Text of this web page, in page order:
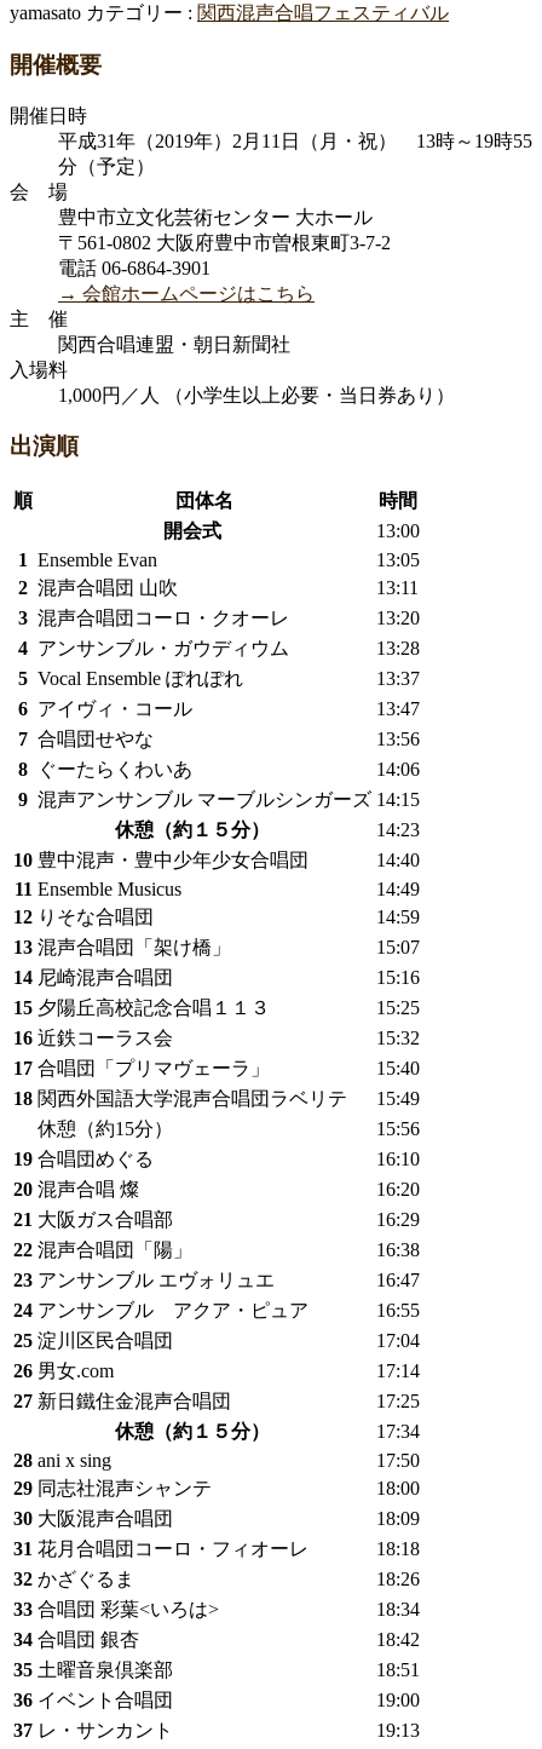
yamasato カテゴリー : 関西混声合唱フェスティバル
開催概要
開催日時
平成31年（2019年）2月11日（月・祝） 13時～19時55
分（予定）
会 場
豊中市立文化芸術センター 大ホール
〒561-0802 大阪府豊中市曽根東町3-7-2
電話 06-6864-3901
→ 会館ホームページはこちら
主 催
関西合唱連盟・朝日新聞社
入場料
1,000円／人 （小学生以上必要・当日券あり）
出演順
順 団体名
時間
開会式
13:00
1 Ensemble Evan
13:05
2 混声合唱団 山吹
13:11
3 混声合唱団コーロ・クオーレ
13:20
4 アンサンブル・ガウディウム
13:28
5 Vocal Ensemble ぽれぽれ
13:37
6 アイヴィ・コール
13:47
7 合唱団せやな
13:56
8
ぐーたらくわいあ
14:06
9 混声アンサンブル マーブルシンガーズ 14:15
休憩（約１５分）
14:23
10 豊中混声・豊中少年少女合唱団
14:40
11 Ensemble Musicus
14:49
12 りそな合唱団
14:59
13 混声合唱団「架け橋」
15:07
14 尼崎混声合唱団
15:16
15 夕陽丘高校記念合唱１１３
15:25
16 近鉄コーラス会
15:32
17 合唱団「プリマヴェーラ」
15:40
18 関西外国語大学混声合唱団ラベリテ
15:49
休憩（約15分）
15:56
19 合唱団めぐる
16:10
20 混声合唱 燦
16:20
21 大阪ガス合唱部
16:29
22 混声合唱団「陽」
16:38
23 アンサンブル エヴォリュエ
16:47
24 アンサンブル アクア・ピュア
16:55
25 淀川区民合唱団
17:04
26 男女.com
17:14
27 新日鐵住金混声合唱団
17:25
休憩（約１５分）
17:34
28 ani x sing
17:50
29 同志社混声シャンテ
18:00
30 大阪混声合唱団
18:09
31 花月合唱団コーロ・フィオーレ
18:18
32 かざぐるま
18:26
33 合唱団 彩葉<いろは>
18:34
34 合唱団 銀杏
18:42
35 土曜音泉倶楽部
18:51
36 イベント合唱団
19:00
37 レ・サンカント
19:13